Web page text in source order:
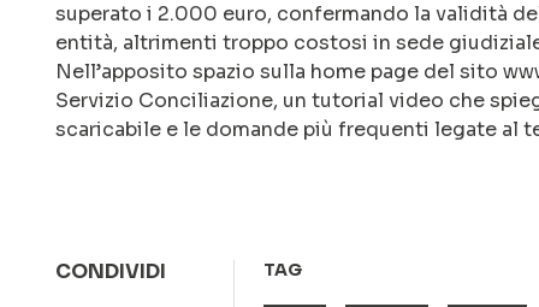
superato i 2.000 euro, confermando la validità
entità, altrimenti troppo costosi in sede
Nell’apposito spazio sulla home page del sito
Servizio Conciliazione, un tutorial video che
scaricabile e le domande più frequenti legate al
CONDIVIDI TAG